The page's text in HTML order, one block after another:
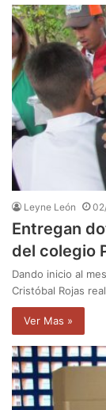
Leyne León
Entregan
del colegio
Dando inicio al
Cristóbal Rojas
Ver Mas »